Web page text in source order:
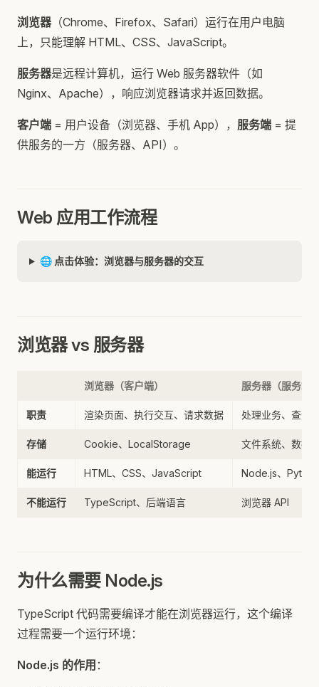
浏览器（Chrome、Firefox、Safari）运行在用户电脑
上，只能理解 HTML、CSS、JavaScript。
服务器是远程计算机，运行 Web 服务器软件（如
Nginx、Apache），响应浏览器请求并返回数据。
客户端 = 用户设备（浏览器、手机 App）， 服务端 = 提
供服务的一方（服务器、API）。
Web 应用工作流程
🌐 点击体验：浏览器与服务器的交互
浏览器 vs 服务器
浏览器（客户端） 服务器（服务端
职责 渲染页面、执行交互、请求数据 处理业务、查询
存储 Cookie、LocalStorage 文件系统、数据
能运行 HTML、CSS、JavaScript Node.js、
不能运行 TypeScript、后端语言 浏览器 API
为什么需要 Node.js
TypeScript 代码需要编译才能在浏览器运行，这个编译
过程需要一个运行环境：
Node.js 的作用 ：